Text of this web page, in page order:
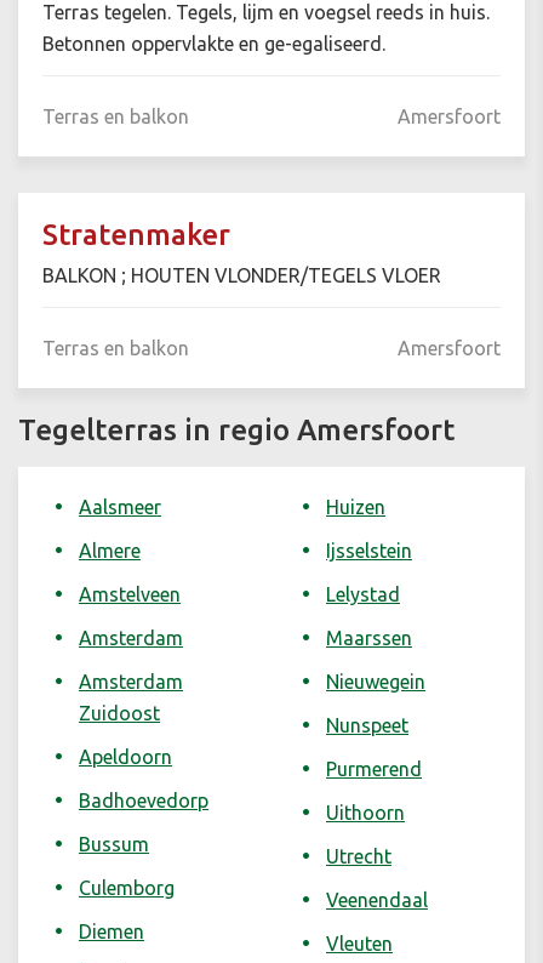
Terras tegelen. Tegels, lijm en voegsel reeds in huis.
Betonnen oppervlakte en ge-egaliseerd.
Terras en balkon Amersfoort
Stratenmaker
BALKON ; HOUTEN VLONDER/TEGELS VLOER
Terras en balkon Amersfoort
Tegelterras in regio Amersfoort
Aalsmeer
Almere
Amstelveen
Amsterdam
Amsterdam
Zuidoost
Apeldoorn
Badhoevedorp
Bussum
Culemborg
Diemen
Huizen
Ijsselstein
Lelystad
Maarssen
Nieuwegein
Nunspeet
Purmerend
Uithoorn
Utrecht
Veenendaal
Vleuten